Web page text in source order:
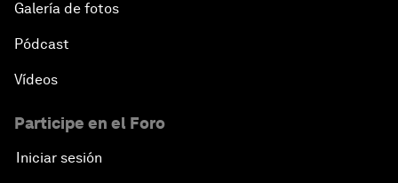
Galería de fotos
Pódcast
Vídeos
Participe en el Foro
Iniciar sesión